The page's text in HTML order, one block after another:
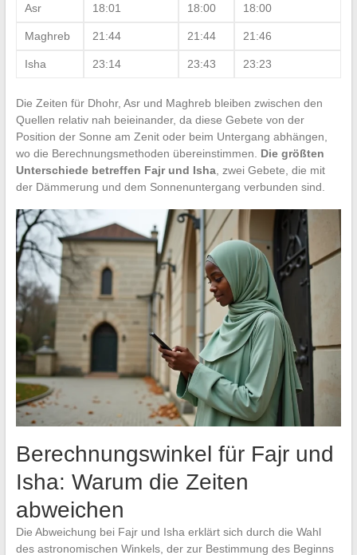
Asr 18:01 18:00 18:00
Maghreb 21:44 21:44 21:46
Isha 23:14 23:43 23:23
Die Zeiten für Dhohr, Asr und Maghreb bleiben zwischen den
Quellen relativ nah beieinander, da diese Gebete von der
Position der Sonne am Zenit oder beim Untergang abhängen,
wo die Berechnungsmethoden übereinstimmen. Die größten
Unterschiede betreffen Fajr und Isha, zwei Gebete, die mit
der Dämmerung und dem Sonnenuntergang verbunden sind.
Berechnungswinkel für Fajr und
Isha: Warum die Zeiten
abweichen
Die Abweichung bei Fajr und Isha erklärt sich durch die Wahl
des astronomischen Winkels, der zur Bestimmung des Beginns